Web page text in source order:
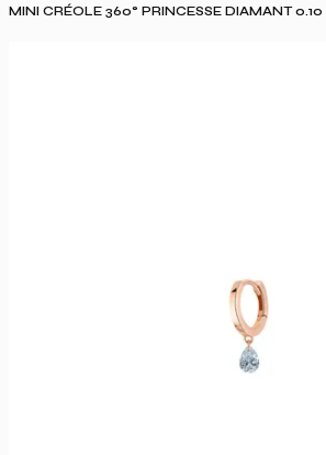
MINI CRÉOLE 360° PRINCESSE DIAMANT 0.10